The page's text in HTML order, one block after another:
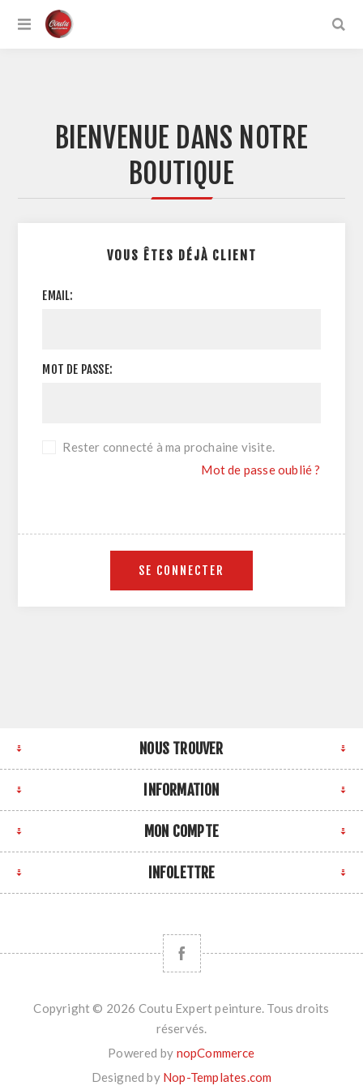
BIENVENUE DANS NOTRE
BOUTIQUE
VOUS ÊTES DÉJÀ CLIENT
EMAIL:
MOT DE PASSE:
Rester connecté à ma prochaine visite.
Mot de passe oublié ?
NOUS TROUVER
INFORMATION
MON COMPTE
INFOLETTRE
Copyright © 2026 Coutu Expert peinture. Tous droits
réservés.
Powered by nopCommerce
Designed by Nop-Templates.com